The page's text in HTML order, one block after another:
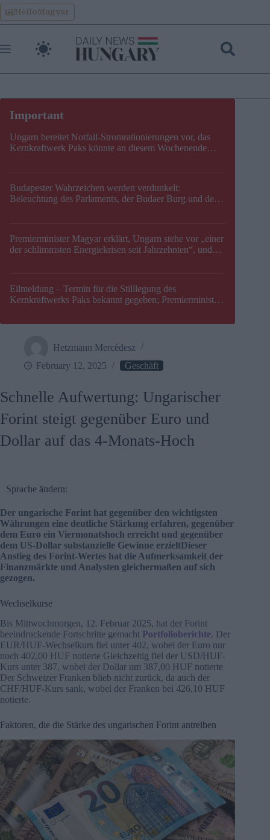
Skip
to
content
HelloMagyar
Ungarn bereitet Notfall-Stromrationierungen vor, das
Kernkraftwerk Paks könnte an diesem Wochenende
Budapester Wahrzeichen werden verdunkelt:
Beleuchtung des Parlaments, der Budaer Burg und der
Premierminister Magyar erklärt, Ungarn stehe vor „einer
der schlimmsten Energiekrisen seit Jahrzehnten“, und
Eilmeldung – Termin für die Stilllegung des
Kernkraftwerks Paks bekannt gegeben; Premierminister
Hetzmann Mercédesz
February 12, 2025
Geschäft
Schnelle Aufwertung: Ungarischer
Forint steigt gegenüber Euro und
Dollar auf das 4-Monats-Hoch
Sprache ändern:
Der ungarische Forint hat gegenüber den wichtigsten
Währungen eine deutliche Stärkung erfahren, gegenüber
dem Euro ein Viermonatshoch erreicht und gegenüber
dem US-Dollar substanzielle Gewinne erzieltDieser
Anstieg des Forint-Wertes hat die Aufmerksamkeit der
Finanzmärkte und Analysten gleichermaßen auf sich
gezogen.
Wechselkurse
Bis Mittwochmorgen, 12. Februar 2025, hat der Forint
beeindruckende Fortschritte gemacht Portfolioberichte. Der
EUR/HUF-Wechselkurs fiel unter 402, wobei der Euro nur
noch 402,00 HUF notierte Gleichzeitig fiel der USD/HUF-
Kurs unter 387, wobei der Dollar um 387,00 HUF notierte
Der Schweizer Franken blieb nicht zurück, da auch der
CHF/HUF-Kurs sank, wobei der Franken bei 426,10 HUF
notierte.
Faktoren, die die Stärke des ungarischen Forint antreiben